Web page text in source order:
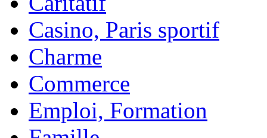
Casino, Paris sportif
Charme
Commerce
Emploi, Formation